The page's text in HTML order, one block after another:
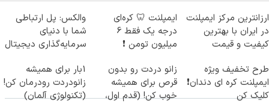
ارزانترین مرکز ایمپلنت
در ایران با بهترین
کیفیت و قیمت
ایمپلنت 🦷 کره‌ای
درجه یک فقط 6
میلیون تومن ❗
والکس: پل ارتباطی
شما با دنیای
سرمایه‌گذاری دیجیتال
طرح تخفیف ویژه
ایمپلنت کره ای دندان❗
کلیک کن
زانو دردت رو بدون
قرص برای همیشه
خوب کن! (قدم اول،
1بار برای همیشه
زانودردت رودرمان کن!
(تکنولوژی آلمان)